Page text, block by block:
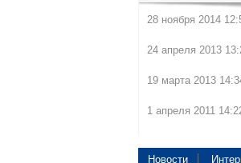
28 ноября 2014
24 апреля 2013
19 марта 2013
1 апреля 2011
Новости